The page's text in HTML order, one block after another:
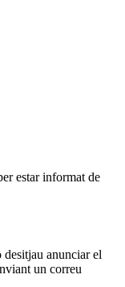
estar informat de
anunciar el
un correu